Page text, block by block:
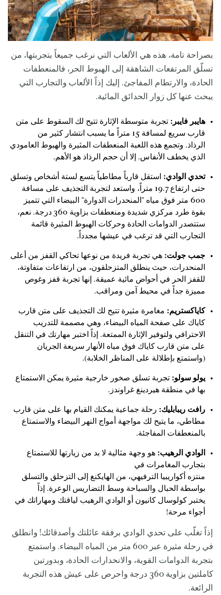
بصراحة تامة، هذه هي الألعاب التي نرغب جميعاً بتجربتها، من
تسلّق المرتفعات الشاهقة إلى الهبوط الحر، فالمنعطفات
الحادة، والارتطام المفاجئ. إليك إذاً الألعاب والتجارب التي
يبحث عنها كل زوار الحدائق المائية.
هايبر فايبر: تجربة متوسطة الإثارة تتيح لك السقوط على متن
قارب سريع لمسافة 15 متراً ما يسبب انتشار كثير من
الرذاذ. وتجمع هذه اللعبة المنعطفات المثيرة والهبوط العامودي
الذي يخطف الأنفاس. إلا أن حجم الرذاذ هو الأهم.
تحدي الوادي:
استقل قارباً مطاطياً يتسع لستة أشخاص وتسلق
حتى ارتفاع 19.7 متراً، واستعد لتجربة التجذيف على مسافة
600 متر فوق مياه "المنحدرات الدوارة" البيضاء التي تتميز
بقوة طرد مركزي شديدة ومنعطفات بزاوية 360 درجة. نعم،
ستتصدر الدوامات الحادة وحركات الهبوط المثيرة قائمة
التجارب التي قد ترغب في عيشها مجدداً.
جمب جولت: هي تجربة فريدة من نوعها تحاكي القفز من أعلى
المنحدرات، حيث ينطلق المتزحلقون، من ارتفاعات متفاوتة،
للقفز الحر في أحواض مائية عميقة. إنها تجربة قفز وغوص
مميزة جداً في محيط آمن ومراقب.
كاياكستريم: مغامرة مثيرة تتيح لك التجذيف على متن قارب
كاياك على صفحة المياه البيضاء، وهي مصممة للتدريب
الاحترافي ولتوفير الإثارة الممتعة. إذاً اختبر مهارتك في التنقل
على متن قارب كاياك فوق مياه الأنهار سريعة الجريان
(واستمتع بإطلالة على المناظر الخلابة).
يولو سولو: تجربة تسلق صخور خارجية مثيرة يمكن الاستمتاع
بها في منطقة هيردينغ غراوندز.
رافت ريبابليك: رحلة جماعية يمكنك القيام بها على متن قارب
مطاطي، ما يتيح لك مواجهة أمواج النهر البيضاء والاستمتاع
بالمنعطفات المفاجئة.
الوادي الرهيب: هو وجهة مثالية لا بد من زيارتها للاستمتاع
بتجارب المغامرات في
منتزه أكواريبيا الترفيهي، من الهايكنغ إلى التزحلق والتسلق
بواسطة الحبال والسباحة وسط التضاريس الوعرة. إذاً
يختبر كولوسال كانيون أو الوادي الرهيب لياقتك ومهاراتك في
أجواء مرحة!
إذاً تغلّب على تحدي الوادي برفقة عائلتك وأصدقائك! وانطلق
في رحلة مثيرة عبر 600 متر من المياه البيضاء. واستمتع
بتجربة الدوامات القوية، والانحدارات الحادة، وبدورتين
كاملتين بزاوية 360 درجة واحرص على عيش هذه التجربة
الرائعة.